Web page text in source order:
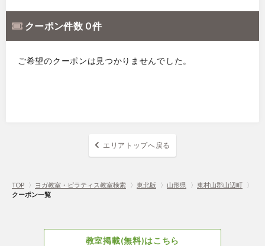
クーポン件数 0 件
ご希望のクーポンは見つかりませんでした。
エリアトップへ戻る
TOP 〉 ヨガ教室・ピラティス教室検索 〉 東北版 〉 山形県 〉 東村山郡山辺町
〉
クーポン一覧
教室掲載(無料)はこちら